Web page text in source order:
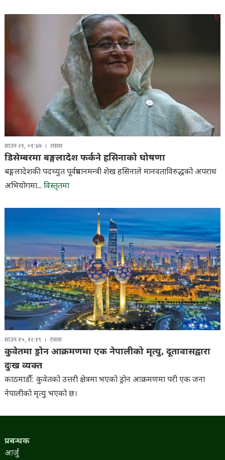
साउन २१, ०१:४७ रासस
डिसेम्बरमा बङ्गलादेश फर्कने हसिनाको घोषणा
बङ्गलादेशकी पदच्युत पूर्वप्रधानमन्त्री शेख हसिनाले मानवताविरुद्धको अपराध
अभियोगमा... विस्तृतमा
साउन १५, १२:१९ रासस
कुवेतमा ड्रोन आक्रमणमा एक नेपालीको मृत्यु, दूतावासद्वारा
दुःख व्यक्त
काठमाडौँ: कुवेतको उत्तरी क्षेत्रमा भएको ड्रोन आक्रमणमा परी एक जना
नेपालीको मृत्यु भएको छ।
प्रबन्धक
आर्जु